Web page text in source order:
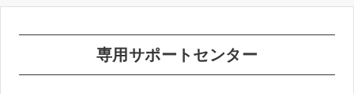
専用サポートセンター